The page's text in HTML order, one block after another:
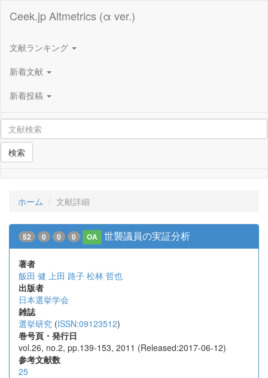
Ceek.jp Altmetrics (α ver.)
文献ランキング
新着文献
新着投稿
検索
ホーム 文献詳細
52 0 0 0 OA 世襲議員の実証分析
著者
飯田 健 上田 路子 松林 哲也
出版者
日本選挙学会
雑誌
選挙研究 (ISSN:09123512)
巻号頁・発行日
vol.26, no.2, pp.139-153, 2011 (Released:2017-06-12)
参考文献数
25